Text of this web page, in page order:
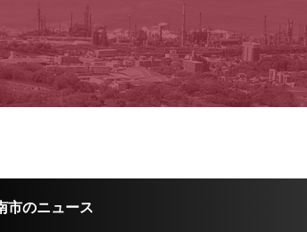
市のニュース